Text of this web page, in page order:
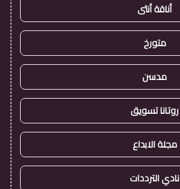
أناقة أنثى
متورخ
مدسن
روتانا تسويق
مجلة الابداع
نادي الترددات